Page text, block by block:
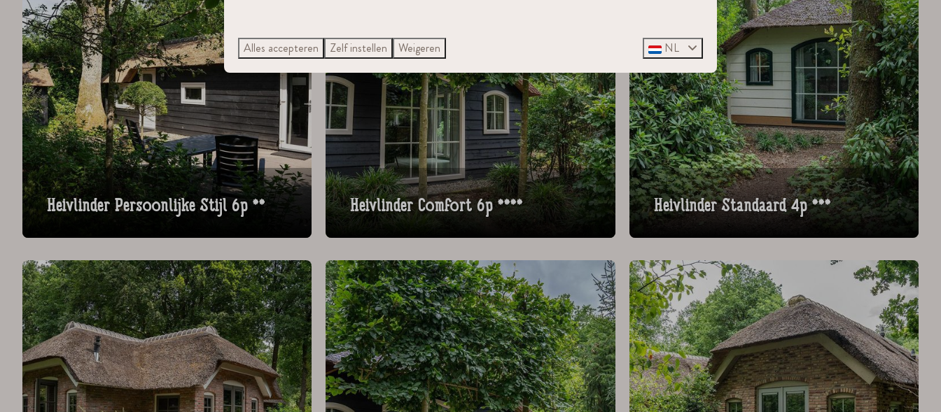
Heivlinder Persoonlijke Stijl 6p ** Heivlinder Comfort 6p **** Heivlinder Standaard 4p ***
Alles accepteren Zelf instellen Weigeren NL